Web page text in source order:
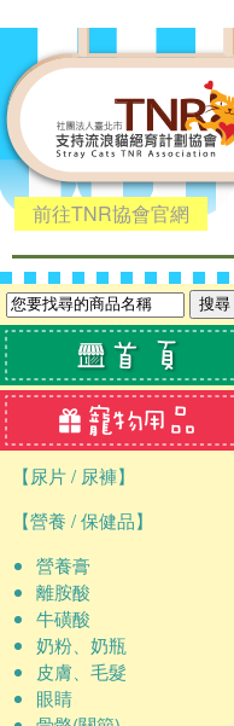
前往TNR協會官網
【尿片 / 尿褲】
【營養 / 保健品】
營養膏
離胺酸
牛磺酸
奶粉、奶瓶
皮膚、毛髮
眼睛